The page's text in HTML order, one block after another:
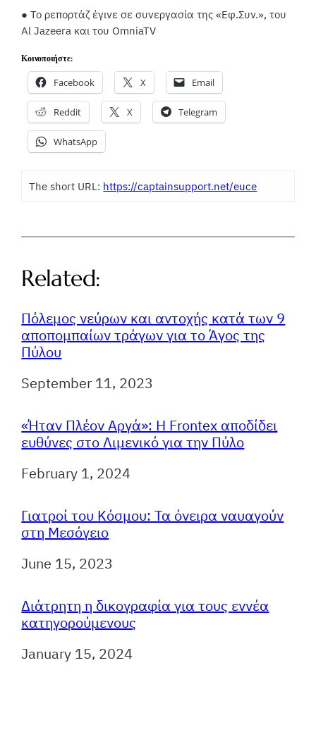
● Το ρεπορτάζ έγινε σε συνεργασία της «Εφ.Συν.», του
Al Jazeera και του OmniaTV
Κοινοποιήστε:
Facebook X Email
Reddit X Telegram
WhatsApp
The short URL: https://captainsupport.net/euce
Related:
Πόλεμος νεύρων και αντοχής κατά των 9
αποπομπαίων τράγων για το Άγος της
Πύλου
Ημερομηνία
September 11, 2023
«Ήταν Πλέον Αργά»: Η Frontex αποδίδει
ευθύνες στο Λιμενικό για την Πύλο
Ημερομηνία
February 1, 2024
Γιατροί του Κόσμου: Τα όνειρα ναυαγούν
στη Μεσόγειο
Ημερομηνία
June 15, 2023
Διάτρητη η δικογραφία για τους εννέα
κατηγορούμενους
Ημερομηνία
January 15, 2024